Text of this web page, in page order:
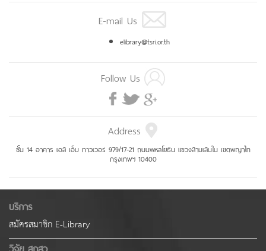
E-mail Us
elibrary@tsri.or.th
Follow Us
Address
ชั้น 14 อาคาร เอส เอ็ม ทาวเวอร์ 979/17-21 ถนนพหลโยธิน แขวงสามเสนใน เขตพญาไท
กรุงเทพฯ 10400
บริการ
สมัครสมาชิก E-Library
วิจัย สกสว.